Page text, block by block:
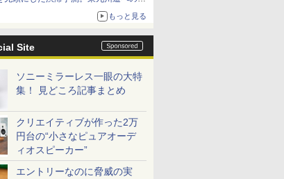
もっと見る
Site
ソニーミラーレス一眼の大特
集！ 見どころ記事まとめ
クリエイティブが作った2万
円台の“小さなピュアオーデ
ィオスピーカー”
エントリーなのに脅威の実